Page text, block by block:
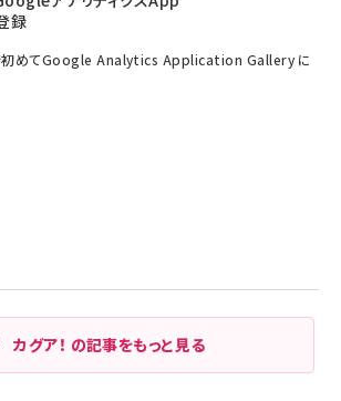
録
で初めてGoogle Analytics Application Gallery に
カグア！ の記事をもっと見る